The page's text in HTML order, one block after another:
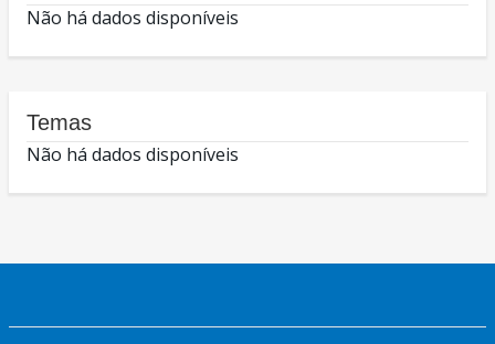
Não há dados disponíveis
Temas
Não há dados disponíveis